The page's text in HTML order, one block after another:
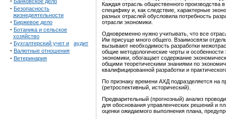
· Безопасность
жизнедеятельности
· Биржевое дело
· Ботаника и сельское
хозяйство
· Бухгалтерский учет и аудит
· Валютные отношения
· Ветеринария
Каждая отрасль общественного производства
специфику и, как следствие, характерные
разных отраслей обусловила потребность
отрасли экономики.
Одновременно нужно учитывать, что все
Им присуще много общего. Взаимосвязи
вызывают необходимость разработки
общие методологические черты и
экономики, обогащает содержание
общими теоретическими знаниями по
квалифицированной разработки и
По признаку времени АХД подразделяется на
(ретроспективный, исторический).
Предварительный (прогнозный) анализ
для обоснования управленческих решений и
оценки ожидаемого выполнения плана,